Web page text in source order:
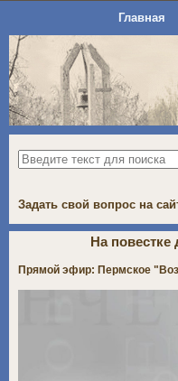
Главная
Задать свой вопрос на
На повестке
Прямой эфир: Пермское